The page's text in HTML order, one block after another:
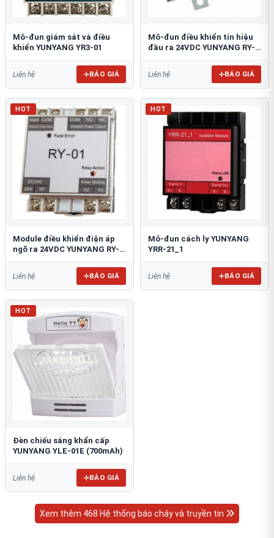
Mô-đun giám sát và điều
khiển YUNYANG YR3-01
Liên hệ BÁO GIÁ
Mô-đun điều khiển tín hiệu
đầu ra 24VDC YUNYANG RY-
Liên hệ BÁO GIÁ
HOT
Module điều khiển điện áp
ngõ ra 24VDC YUNYANG RY-
Liên hệ BÁO GIÁ
HOT
Mô-đun cách ly YUNYANG
YRR-21_1
Liên hệ BÁO GIÁ
HOT
Đèn chiếu sáng khẩn cấp
YUNYANG YLE-01E (700mAh)
Liên hệ BÁO GIÁ
Xem thêm 468 Hệ thống báo cháy và truyền tin